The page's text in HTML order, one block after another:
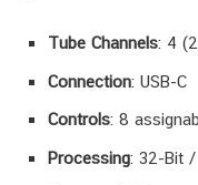
Tube Channels: 4
Connection: USB-C
Controls: 8
Processing: 32-Bit /